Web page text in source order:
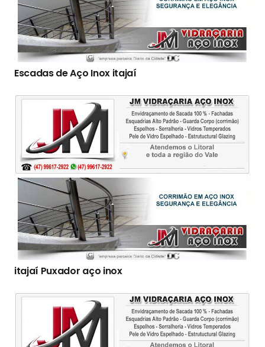
Escadas de Aço Inox itajaí
itajaí Puxador aço inox